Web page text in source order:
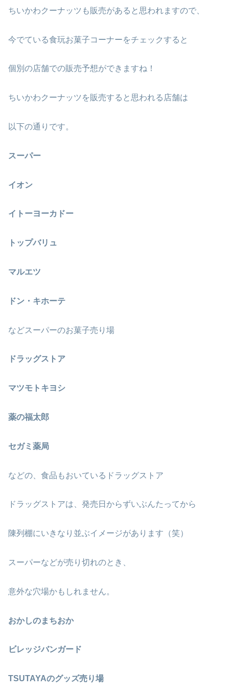
ちいかわクーナッツも販売があると思われますので、
今でている食玩お菓子コーナーをチェックすると
個別の店舗での販売予想ができますね！
ちいかわクーナッツを販売すると思われる店舗は
以下の通りです。
スーパー
イオン
イトーヨーカドー
トップバリュ
マルエツ
ドン・キホーテ
などスーパーのお菓子売り場
ドラッグストア
マツモトキヨシ
薬の福太郎
セガミ薬局
などの、食品もおいているドラッグストア
ドラッグストアは、発売日からずいぶんたってから
陳列棚にいきなり並ぶイメージがあります（笑）
スーパーなどが売り切れのとき、
意外な穴場かもしれません。
おかしのまちおか
ビレッジバンガード
TSUTAYAのグッズ売り場